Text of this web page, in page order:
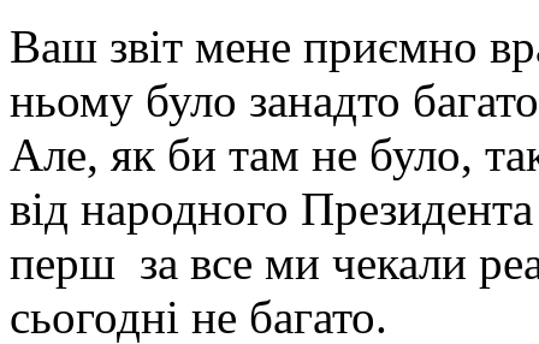
Ваш звіт мене приємно
ньому було занадто
Але, як би там не було,
від народного
перш за все ми чекали
сьогодні не багато.